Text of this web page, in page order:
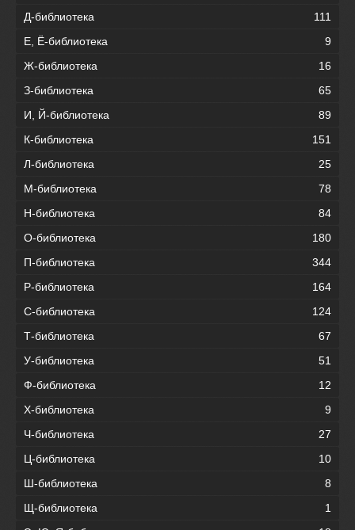
Д-библиотека
111
Е, Ё-библиотека
9
Ж-библиотека
16
З-библиотека
65
И, Й-библиотека
89
К-библиотека
151
Л-библиотека
25
М-библиотека
78
Н-библиотека
84
О-библиотека
180
П-библиотека
344
Р-библиотека
164
С-библиотека
124
Т-библиотека
67
У-библиотека
51
Ф-библиотека
12
Х-библиотека
9
Ч-библиотека
27
Ц-библиотека
10
Ш-библиотека
8
Щ-библиотека
1